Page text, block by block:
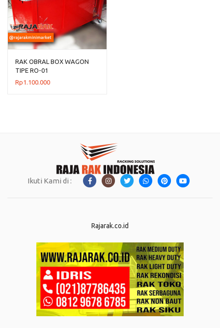
RAK OBRAL BOX WAGON
TIPE RO-01
Rp1.100.000
Ikuti Kami di :
Rajarak.co.id